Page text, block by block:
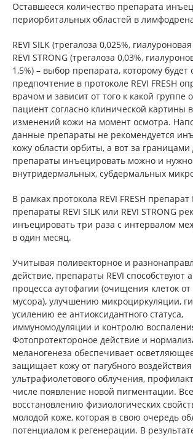
Оставшееся количество препарата
периорбитальных областей в
REVI SILK (трегалоза 0,025%,
REVI STRONG (трегалоза 0,03%,
1,5%) – выбор препарата, которому будет
предпочтение в протоколe REVI FRESH
врачом и зависит от того к какой группе
пациент согласно клинической картины
изменений кожи на момент осмотра.
данные препараты не рекомендуется
кожу области орбиты, а вот за
препараты инъецировать можно и нужно
внутридермальных, субдермальных
В рамках протокола REVI FRESH препарат
препараты REVI SILK или REVI STRONG
инъецировать три раза с интервалом
в один месяц.
Учитывая поливекторное и
действие, препараты REVI способствуют
процесса аутофагии (очищения клеток от
мусора), улучшению микроциркуляции,
усилению ее антиоксидантного статуса,
иммуномодуляции и контролю
Фотопротектороное действие и
меланогенеза обеспечивает
защищает кожу от пагубного воздействия
ультрафиолетового облучения,
числе появление новой пигментации.
восстановлению физиологических
молодой коже, которая в свою очередь
потенциалом к регенерации. В